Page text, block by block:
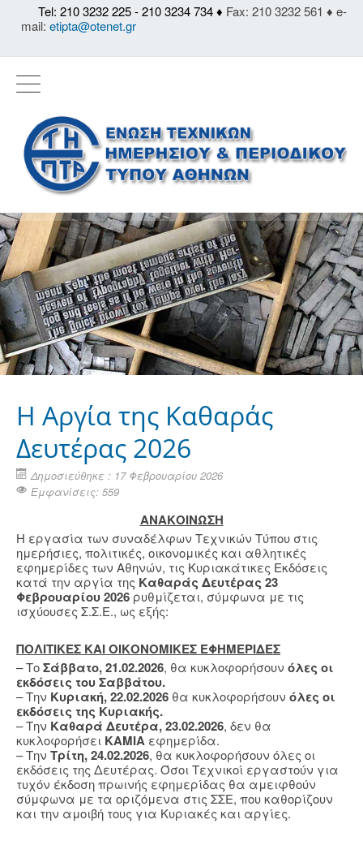
Tel: 210 3232 225 - 210 3234 734 ♦ Fax: 210 3232 561 ♦ e-
mail: etipta@otenet.gr
Η Aργία της Καθαράς
Δευτέρας 2026
Δημοσιεύθηκε : 17 Φεβρουαρίου 2026
Εμφανίσεις: 559
ΑΝΑΚΟΙΝΩΣΗ
Η εργασία των συναδέλφων Τεχνικών Τύπου στις
ημερήσιες, πολιτικές, οικονομικές και αθλητικές
εφημερίδες των Αθηνών, τις Κυριακάτικες Εκδόσεις
κατά την αργία της Καθαράς Δευτέρας 23
Φεβρουαρίου 2026 ρυθμίζεται, σύμφωνα με τις
ισχύουσες Σ.Σ.Ε., ως εξής:
ΠΟΛΙΤΙΚΕΣ ΚΑΙ ΟΙΚΟΝΟΜΙΚΕΣ ΕΦΗΜΕΡΙΔΕΣ
– ΤοΣάββατο, 21.02.2026, θα κυκλοφορήσουν όλες οι
εκδόσεις του Σαββάτου.
– Την Κυριακή, 22.02.2026 θα κυκλοφορήσουν όλες οι
εκδόσεις της Κυριακής.
– Την Καθαρά Δευτέρα, 23.02.2026, δεν θα
κυκλοφορήσει ΚΑΜΙΑ εφημερίδα.
– Την Τρίτη, 24.02.2026, θα κυκλοφορήσουν όλες οι
εκδόσεις της Δευτέρας. Όσοι Τεχνικοί εργαστούν για
τυχόν έκδοση πρωινής εφημερίδας θα αμειφθούν
σύμφωνα με τα οριζόμενα στις ΣΣΕ, που καθορίζουν
και την αμοιβή τους για Κυριακές και αργίες.